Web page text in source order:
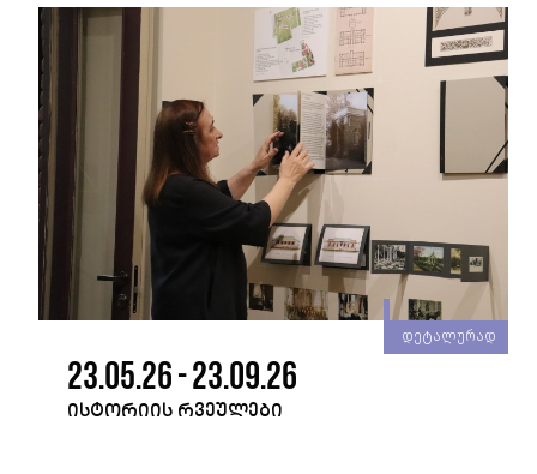
დეტალურად
23.05.26 - 23.09.26
ᲘᲡᲢᲝᲠᲘᲘᲡ ᲠᲕᲔᲣᲚᲔᲑᲘ